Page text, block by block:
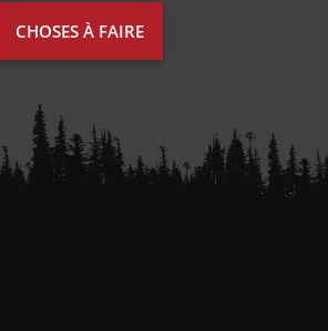
CHOSES À FAIRE